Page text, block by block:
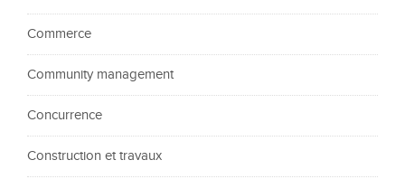
Commerce
Community management
Concurrence
Construction et travaux